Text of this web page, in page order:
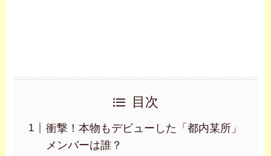
目次
衝撃！本物もデビューした「都内某所」
メンバーは誰？